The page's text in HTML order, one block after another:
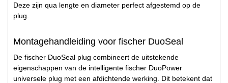
Deze zijn qua lengte en diameter perfect afgestemd op de
plug.
Montagehandleiding voor fischer DuoSeal
De fischer DuoSeal plug combineert de uitstekende
eigenschappen van de intelligente fischer DuoPower
universele plug met een afdichtende werking. Dit betekent dat